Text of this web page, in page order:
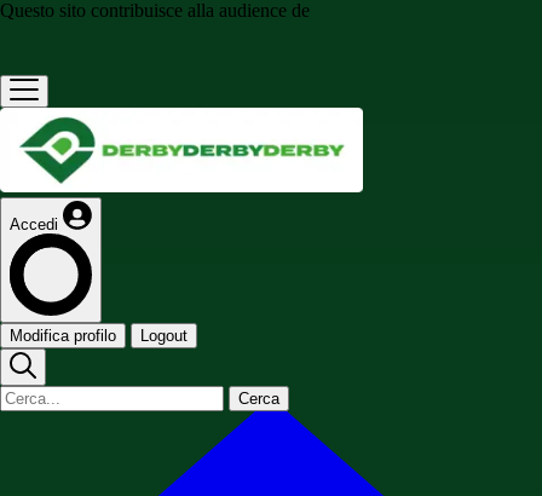
Questo sito contribuisce alla audience de
Accedi
Modifica profilo Logout
Cerca